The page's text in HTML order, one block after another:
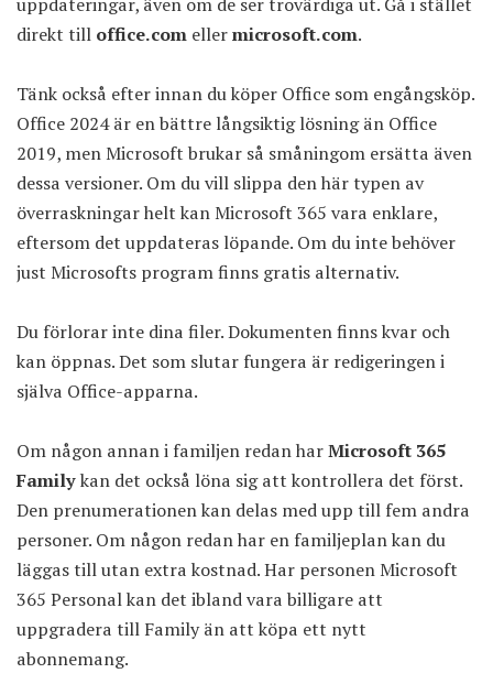
direkt till office.com ellermicrosoft.com.
Tänk också efter innan du köper Office som engångsköp.
Office 2024 är en bättre långsiktig lösning än Office
2019, men Microsoft brukar så småningom ersätta även
dessa versioner. Om du vill slippa den här typen av
överraskningar helt kan Microsoft 365 vara enklare,
eftersom det uppdateras löpande. Om du inte behöver
just Microsofts program finns gratis alternativ.
Du förlorar inte dina filer. Dokumenten finns kvar och
kan öppnas. Det som slutar fungera är redigeringen i
själva Office-apparna.
Om någon annan i familjen redan harMicrosoft 365
Familykan det också löna sig att kontrollera det först.
Den prenumerationen kan delas med upp till fem andra
personer. Om någon redan har en familjeplan kan du
läggas till utan extra kostnad. Har personen Microsoft
365 Personal kan det ibland vara billigare att
uppgradera till Family än att köpa ett nytt
abonnemang.